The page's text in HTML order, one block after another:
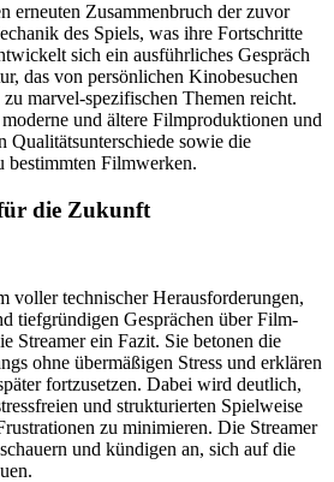
erneuten Zusammenbruch der zuvor
des Spiels, was ihre Fortschritte
sich ein ausführliches Gespräch
das von persönlichen Kinobesuchen
marvel-spezifischen Themen reicht.
und ältere Filmproduktionen und
Qualitätsunterschiede sowie die
bestimmten Filmwerken.
die Zukunft
voller technischer Herausforderungen,
tiefgründigen Gesprächen über Film-
Streamer ein Fazit. Sie betonen die
ohne übermäßigen Stress und erklären
fortzusetzen. Dabei wird deutlich,
und strukturierten Spielweise
zu minimieren. Die Streamer
und kündigen an, sich auf die